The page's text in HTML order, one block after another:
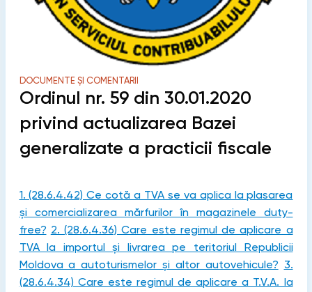
DOCUMENTE ȘI COMENTARII
Ordinul nr. 59 din 30.01.2020
privind actualizarea Bazei
generalizate a practicii fiscale
1. (28.6.4.42) Ce cotă a TVA se va aplica la plasarea
şi comercializarea mărfurilor în magazinele duty-
free? 2. (28.6.4.36) Care este regimul de aplicare a
TVA la importul şi livrarea pe teritoriul Republicii
Moldova a autoturismelor şi altor autovehicule? 3.
(28.6.4.34) Care este regimul de aplicare a T.V.A. la